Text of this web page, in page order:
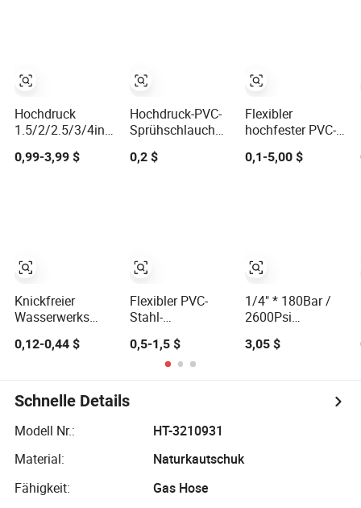
Hochdruck
1.5/2/2.5/3/4inch
PVC/TPU/Gummi
resistente flexible
0,99-3,99 $
Knickfreier
Wasserwerks
PVC-Garten-
0,12-0,44 $
Hochdruck-PVC-
Sprühschlauch
3/8inch, 5/16inch
3/4inch 1inch
0,2 $
Flexibler PVC-
Stahl-
Saugschlauch /
Gartenschlauch /
Flachschlauch
PVC-Rohr
0,5-1,5 $
Flexibler
hochfester PVC-
Stahlseilverstärkter
Spiralschlauch
0,1-5,00 $
1/4" * 180Bar /
2600Psi
Kunststoffschlauch
Serie
Hochdruckreiniger
3,05 $
Schnelle Details
Modell Nr.:
HT-3210931
Material:
Naturkautschuk
Fähigkeit:
Gas Hose